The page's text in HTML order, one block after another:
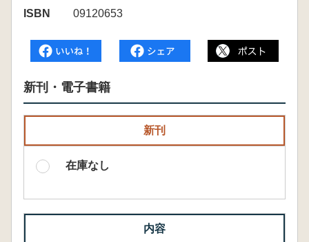
ISBN
09120653
新刊・電子書籍
新刊
在庫なし
内容